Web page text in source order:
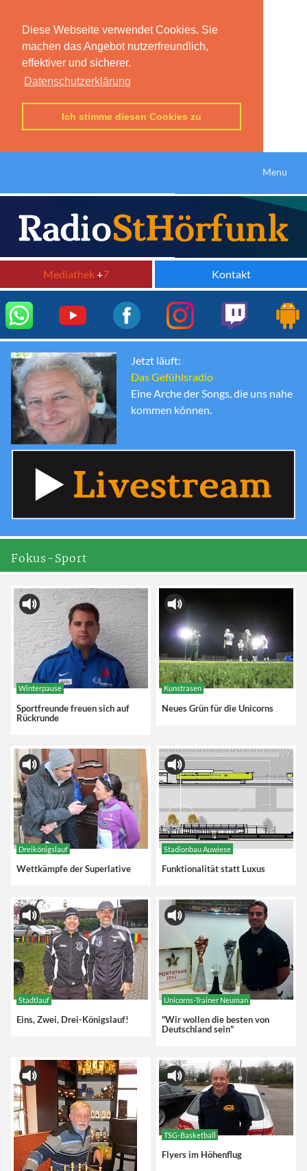
Diese Webseite verwendet Cookies. Sie
machen das Angebot nutzerfreundlich,
effektiver und sicherer.
Datenschutzerklärung
Ich stimme diesen Cookies zu
Menu
Mediathek+7 Kontakt
Jetzt läuft:
Das Gefühlsradio
Eine Arche der Songs, die uns nahe
kommen können.
Fokus-Sport
Winterpause
Sportfreunde freuen sich auf
Rückrunde
Kunstrasen
Neues Grün für die Unicorns
Dreikönigslauf
Wettkämpfe der Superlative
Stadionbau Auwiese
Funktionalität statt Luxus
Stadtlauf
Eins, Zwei, Drei-Königslauf!
Unicorns-Trainer Neuman
"Wir wollen die besten von
Deutschland sein"
TSG-Basketball
Flyers im Höhenflug